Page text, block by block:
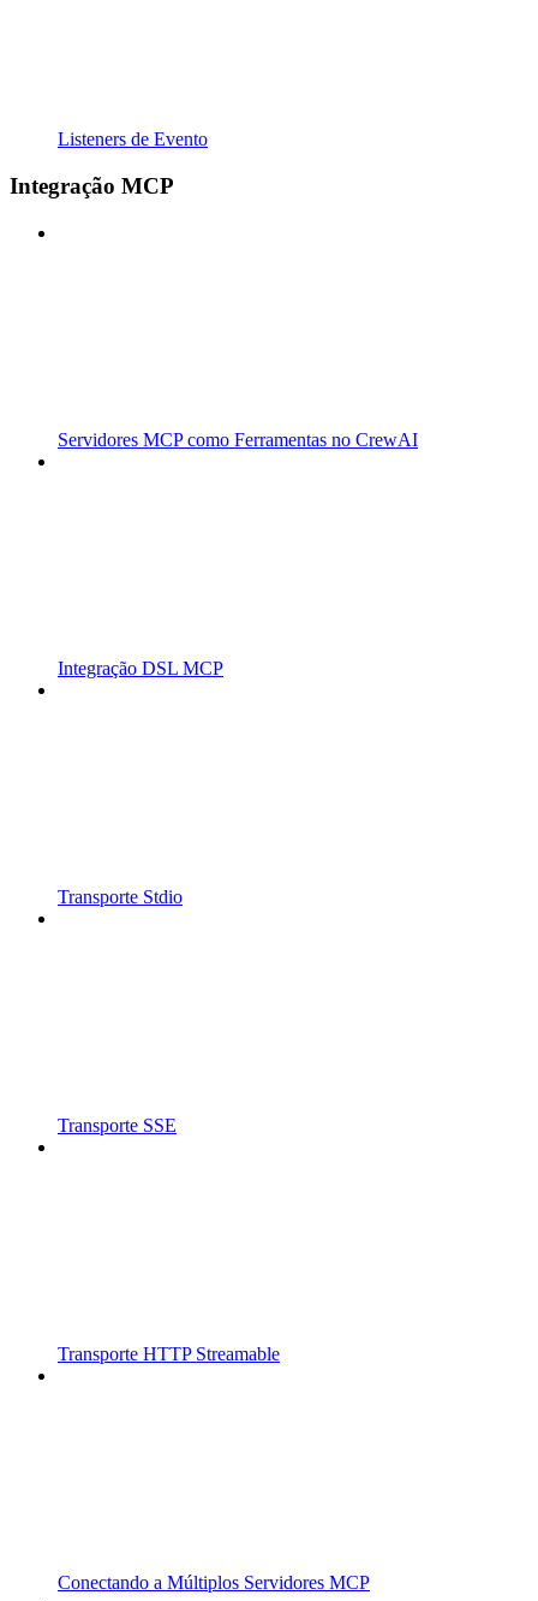
Listeners de Evento
Integração MCP
Servidores MCP como Ferramentas no CrewAI
Integração DSL MCP
Transporte Stdio
Transporte SSE
Transporte HTTP Streamable
Conectando a Múltiplos Servidores MCP